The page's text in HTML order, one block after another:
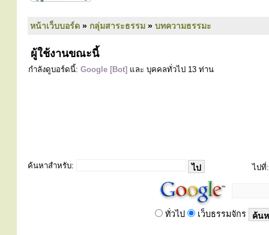
หน้าเว็บบอร์ด » กลุ่มสาระธรรม » บทความธรรมะ
ผู้ใช้งานขณะนี้
กำลังดูบอร์ดนี้: Google [Bot] และ บุคคลทั่วไป 13 ท่าน
ค้นหาสำหรับ: ไปที่:
ทั่วไป เว็บธรรมจักร